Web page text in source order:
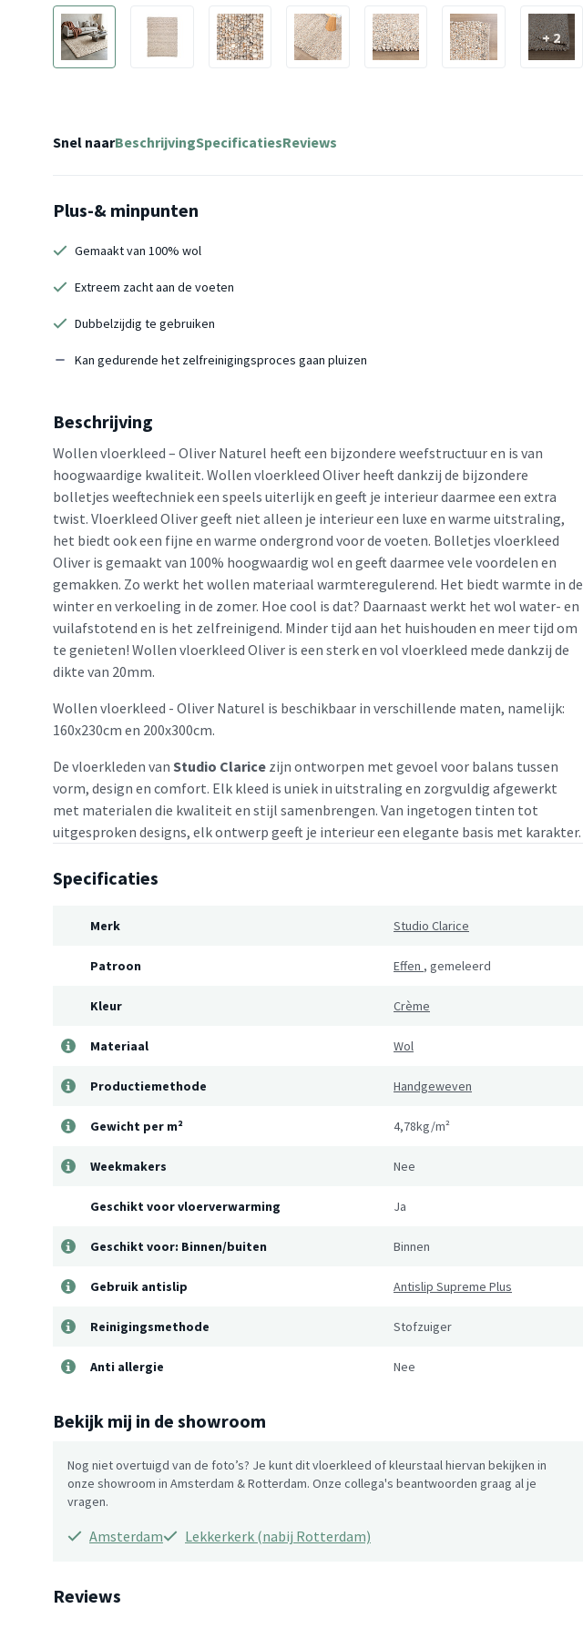
+ 2
Snel naarBeschrijvingSpecificatiesReviews
Plus-& minpunten
Gemaakt van 100% wol
Extreem zacht aan de voeten
Dubbelzijdig te gebruiken
Kan gedurende het zelfreinigingsproces gaan pluizen
Beschrijving
Wollen vloerkleed – Oliver Naturel heeft een bijzondere weefstructuur en is van
hoogwaardige kwaliteit. Wollen vloerkleed Oliver heeft dankzij de bijzondere
bolletjes weeftechniek een speels uiterlijk en geeft je interieur daarmee een extra
twist. Vloerkleed Oliver geeft niet alleen je interieur een luxe en warme uitstraling,
het biedt ook een fijne en warme ondergrond voor de voeten. Bolletjes vloerkleed
Oliver is gemaakt van 100% hoogwaardig wol en geeft daarmee vele voordelen en
gemakken. Zo werkt het wollen materiaal warmteregulerend. Het biedt warmte in de
winter en verkoeling in de zomer. Hoe cool is dat? Daarnaast werkt het wol water- en
vuilafstotend en is het zelfreinigend. Minder tijd aan het huishouden en meer tijd om
te genieten! Wollen vloerkleed Oliver is een sterk en vol vloerkleed mede dankzij de
dikte van 20mm.
Wollen vloerkleed - Oliver Naturel is beschikbaar in verschillende maten, namelijk:
160x230cm en 200x300cm.
De vloerkleden van Studio Clarice zijn ontworpen met gevoel voor balans tussen
vorm, design en comfort. Elk kleed is uniek in uitstraling en zorgvuldig afgewerkt
met materialen die kwaliteit en stijl samenbrengen. Van ingetogen tinten tot
uitgesproken designs, elk ontwerp geeft je interieur een elegante basis met karakter.
Specificaties
Merk Studio Clarice
Patroon Effen , gemeleerd
Kleur Crème
Materiaal Wol
Productiemethode Handgeweven
Gewicht per m² 4,78kg/m²
Weekmakers Nee
Geschikt voor vloerverwarming Ja
Geschikt voor: Binnen/buiten Binnen
Gebruik antislip Antislip Supreme Plus
Reinigingsmethode Stofzuiger
Anti allergie Nee
Bekijk mij in de showroom
Nog niet overtuigd van de foto’s? Je kunt dit vloerkleed of kleurstaal hiervan bekijken in
onze showroom in Amsterdam & Rotterdam. Onze collega's beantwoorden graag al je
vragen.
Amsterdam Lekkerkerk (nabij Rotterdam)
Reviews